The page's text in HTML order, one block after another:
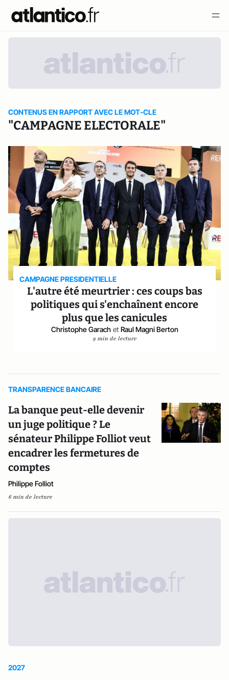
CONTENUS EN RAPPORT AVEC LE MOT-CLE
"CAMPAGNE ELECTORALE"
CAMPAGNE PRESIDENTIELLE
L'autre été meurtrier : ces coups bas
politiques qui s'enchaînent encore
plus que les canicules
Christophe Garach et Raul Magni Berton
9 min de lecture
TRANSPARENCE BANCAIRE
La banque peut-elle devenir
un juge politique ? Le
sénateur Philippe Folliot veut
encadrer les fermetures de
comptes
Philippe Folliot
6 min de lecture
2027